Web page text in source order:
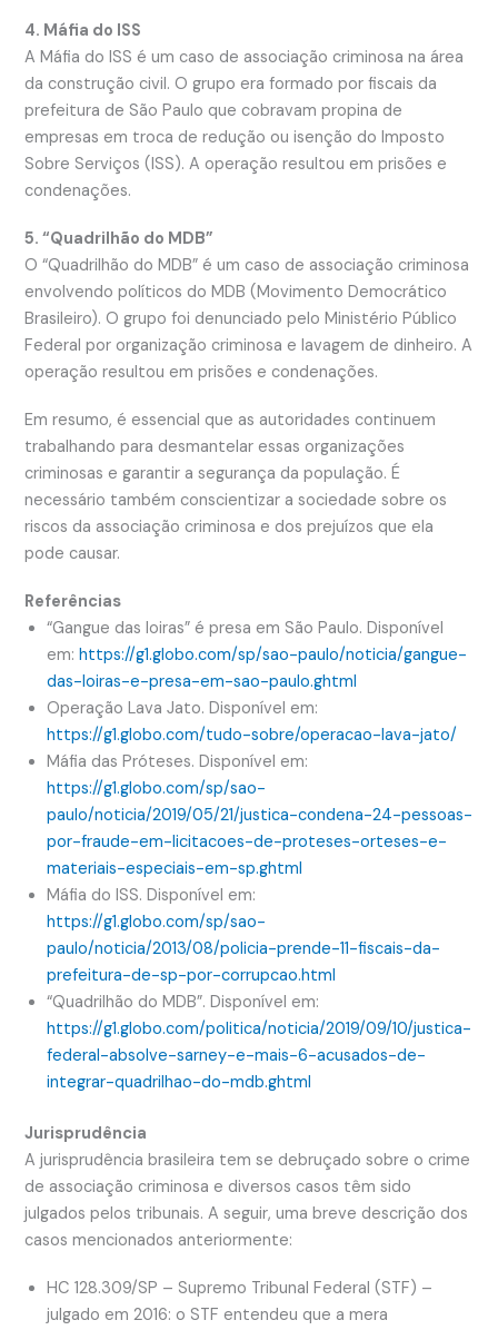
4. Máfia do ISS
A Máfia do ISS é um caso de associação criminosa na área
da construção civil. O grupo era formado por fiscais da
prefeitura de São Paulo que cobravam propina de
empresas em troca de redução ou isenção do Imposto
Sobre Serviços (ISS). A operação resultou em prisões e
condenações.
5. “Quadrilhão do MDB”
O “Quadrilhão do MDB” é um caso de associação criminosa
envolvendo políticos do MDB (Movimento Democrático
Brasileiro). O grupo foi denunciado pelo Ministério Público
Federal por organização criminosa e lavagem de dinheiro. A
operação resultou em prisões e condenações.
Em resumo, é essencial que as autoridades continuem
trabalhando para desmantelar essas organizações
criminosas e garantir a segurança da população. É
necessário também conscientizar a sociedade sobre os
riscos da associação criminosa e dos prejuízos que ela
pode causar.
Referências
“Gangue das loiras” é presa em São Paulo. Disponível
em: https://g1.globo.com/sp/sao-paulo/noticia/gangue-
das-loiras-e-presa-em-sao-paulo.ghtml
Operação Lava Jato. Disponível em:
https://g1.globo.com/tudo-sobre/operacao-lava-jato/
Máfia das Próteses. Disponível em:
https://g1.globo.com/sp/sao-
paulo/noticia/2019/05/21/justica-condena-24-pessoas-
por-fraude-em-licitacoes-de-proteses-orteses-e-
materiais-especiais-em-sp.ghtml
Máfia do ISS. Disponível em:
https://g1.globo.com/sp/sao-
paulo/noticia/2013/08/policia-prende-11-fiscais-da-
prefeitura-de-sp-por-corrupcao.html
“Quadrilhão do MDB”. Disponível em:
https://g1.globo.com/politica/noticia/2019/09/10/justica-
federal-absolve-sarney-e-mais-6-acusados-de-
integrar-quadrilhao-do-mdb.ghtml
Jurisprudência
A jurisprudência brasileira tem se debruçado sobre o crime
de associação criminosa e diversos casos têm sido
julgados pelos tribunais. A seguir, uma breve descrição dos
casos mencionados anteriormente:
HC 128.309/SP – Supremo Tribunal Federal (STF) –
julgado em 2016: o STF entendeu que a mera